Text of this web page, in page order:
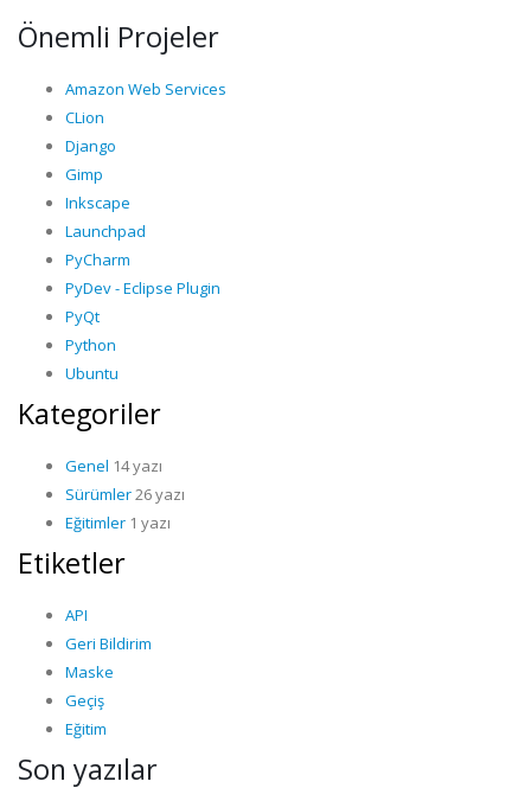
Önemli Projeler
Amazon Web Services
CLion
Django
Gimp
Inkscape
Launchpad
PyCharm
PyDev - Eclipse Plugin
PyQt
Python
Ubuntu
Kategoriler
Genel 14 yazı
Sürümler26 yazı
Eğitimler 1 yazı
Etiketler
API
Geri Bildirim
Maske
Geçiş
Eğitim
Son yazılar